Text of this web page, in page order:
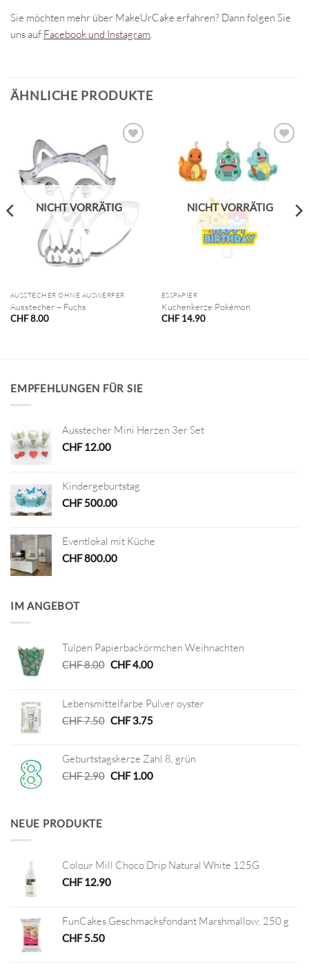
Sie möchten mehr über MakeUrCake erfahren? Dann folgen Sie
uns auf Facebook und Instagram.
ÄHNLICHE PRODUKTE
NICHT VORRÄTIG
AUSSTECHER OHNE AUSWERFER
Ausstecher – Fuchs
CHF8.00
NICHT VORRÄTIG
ESSPAPIER
Kuchenkerze Pokémon
CHF14.90
EMPFEHLUNGEN FÜR SIE
Ausstecher Mini Herzen 3er Set
CHF12.00
Kindergeburtstag
CHF500.00
Eventlokal mit Küche
CHF800.00
IM ANGEBOT
Tulpen Papierbackörmchen Weihnachten
CHF8.00 Ursprünglicher
CHF 8.00
CHF4.00Aktueller
CHF 4.00.
Lebensmittelfarbe Pulver oyster
CHF7.50 Ursprünglicher
CHF 7.50
CHF3.75Aktueller
CHF 3.75.
Geburtstagskerze Zahl 8, grün
CHF2.90 Ursprünglicher
CHF1.00Aktueller
NEUE PRODUKTE
Colour Mill Choco Drip Natural White 125G
CHF12.90
FunCakes Geschmacksfondant Marshmallow, 250 g
CHF5.50